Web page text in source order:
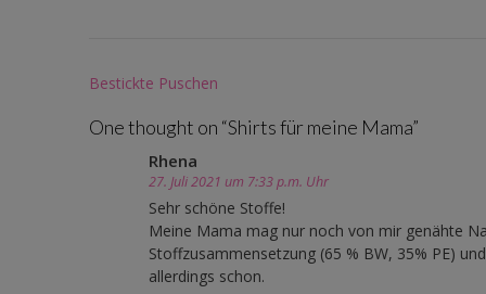
Post
Bestickte Puschen
One thought on “Shirts für meine Mama”
Rhena
27. Juli 2021 um 7:33 p.m. Uhr
Sehr schöne Stoffe!
Meine Mama mag nur noch von mir genähte
Stoffzusammensetzung (65 % BW, 35% PE)
allerdings schon.